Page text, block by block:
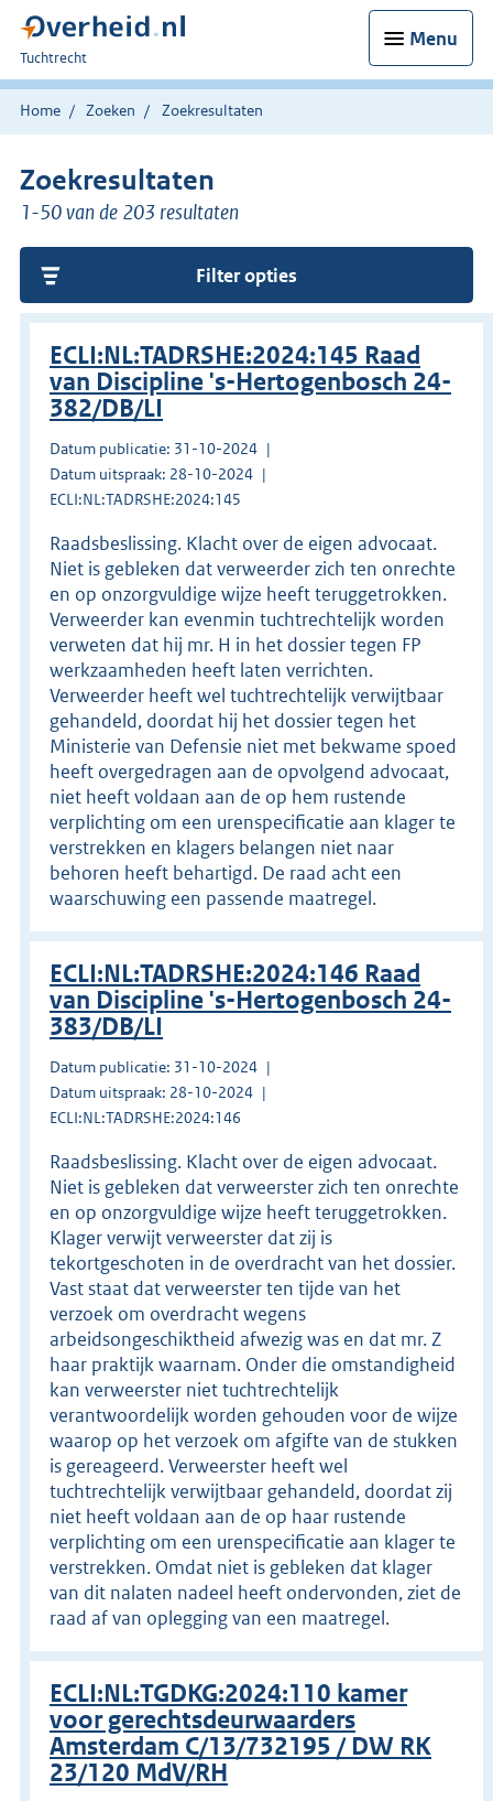
Menu
U
bent
hier:
Tuchtrecht
Home Zoeken Zoekresultaten
Zoekresultaten
1-50 van de 203 resultaten
Filter opties
ECLI:NL:TADRSHE:2024:145 Raad
van Discipline 's-Hertogenbosch 24-
382/DB/LI
Datum publicatie: 31-10-2024
Datum uitspraak: 28-10-2024
ECLI:NL:TADRSHE:2024:145
Raadsbeslissing. Klacht over de eigen advocaat.
Niet is gebleken dat verweerder zich ten onrechte
en op onzorgvuldige wijze heeft teruggetrokken.
Verweerder kan evenmin tuchtrechtelijk worden
verweten dat hij mr. H in het dossier tegen FP
werkzaamheden heeft laten verrichten.
Verweerder heeft wel tuchtrechtelijk verwijtbaar
gehandeld, doordat hij het dossier tegen het
Ministerie van Defensie niet met bekwame spoed
heeft overgedragen aan de opvolgend advocaat,
niet heeft voldaan aan de op hem rustende
verplichting om een urenspecificatie aan klager te
verstrekken en klagers belangen niet naar
behoren heeft behartigd. De raad acht een
waarschuwing een passende maatregel.
ECLI:NL:TADRSHE:2024:146 Raad
van Discipline 's-Hertogenbosch 24-
383/DB/LI
Datum publicatie: 31-10-2024
Datum uitspraak: 28-10-2024
ECLI:NL:TADRSHE:2024:146
Raadsbeslissing. Klacht over de eigen advocaat.
Niet is gebleken dat verweerster zich ten onrechte
en op onzorgvuldige wijze heeft teruggetrokken.
Klager verwijt verweerster dat zij is
tekortgeschoten in de overdracht van het dossier.
Vast staat dat verweerster ten tijde van het
verzoek om overdracht wegens
arbeidsongeschiktheid afwezig was en dat mr. Z
haar praktijk waarnam. Onder die omstandigheid
kan verweerster niet tuchtrechtelijk
verantwoordelijk worden gehouden voor de wijze
waarop op het verzoek om afgifte van de stukken
is gereageerd. Verweerster heeft wel
tuchtrechtelijk verwijtbaar gehandeld, doordat zij
niet heeft voldaan aan de op haar rustende
verplichting om een urenspecificatie aan klager te
verstrekken. Omdat niet is gebleken dat klager
van dit nalaten nadeel heeft ondervonden, ziet de
raad af van oplegging van een maatregel.
ECLI:NL:TGDKG:2024:110 kamer
voor gerechtsdeurwaarders
Amsterdam C/13/732195 / DW RK
23/120 MdV/RH